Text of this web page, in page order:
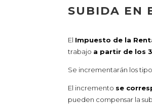
SUBIDA EN
El Impuesto de la
trabajo a partir de los
Se incrementarán los
El incremento se
pueden compensar la